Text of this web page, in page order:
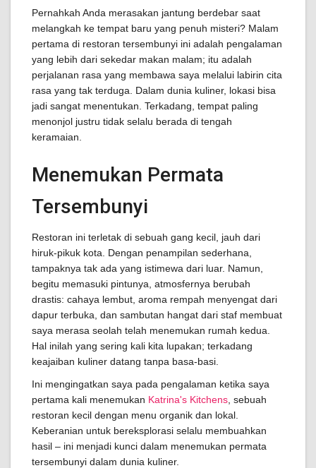
Pernahkah Anda merasakan jantung berdebar saat
melangkah ke tempat baru yang penuh misteri? Malam
pertama di restoran tersembunyi ini adalah pengalaman
yang lebih dari sekedar makan malam; itu adalah
perjalanan rasa yang membawa saya melalui labirin cita
rasa yang tak terduga. Dalam dunia kuliner, lokasi bisa
jadi sangat menentukan. Terkadang, tempat paling
menonjol justru tidak selalu berada di tengah
keramaian.
Menemukan Permata
Tersembunyi
Restoran ini terletak di sebuah gang kecil, jauh dari
hiruk-pikuk kota. Dengan penampilan sederhana,
tampaknya tak ada yang istimewa dari luar. Namun,
begitu memasuki pintunya, atmosfernya berubah
drastis: cahaya lembut, aroma rempah menyengat dari
dapur terbuka, dan sambutan hangat dari staf membuat
saya merasa seolah telah menemukan rumah kedua.
Hal inilah yang sering kali kita lupakan; terkadang
keajaiban kuliner datang tanpa basa-basi.
Ini mengingatkan saya pada pengalaman ketika saya
pertama kali menemukan Katrina's Kitchens , sebuah
restoran kecil dengan menu organik dan lokal.
Keberanian untuk bereksplorasi selalu membuahkan
hasil – ini menjadi kunci dalam menemukan permata
tersembunyi dalam dunia kuliner.